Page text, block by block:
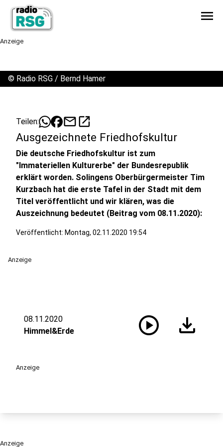
menu
Anzeige
© Radio RSG / Bernd Hamer
Teilen: mailopen_in_new
Ausgezeichnete Friedhofskultur
Die deutsche Friedhofskultur ist zum
"Immateriellen Kulturerbe" der Bundesrepublik
erklärt worden. Solingens Oberbürgermeister Tim
Kurzbach hat die erste Tafel in der Stadt mit dem
Titel veröffentlicht und wir klären, was die
Auszeichnung bedeutet (Beitrag vom 08.11.2020):
Veröffentlicht: Montag, 02.11.2020 19:54
Anzeige
08.11.2020
Himmel&Erde
play_circle download
Anzeige
Anzeige